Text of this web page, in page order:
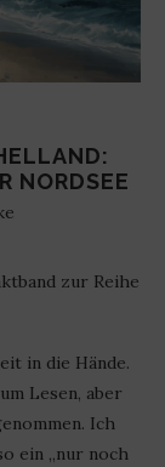
NORDSEE
zur Reihe
in die Hände.
Lesen, aber
Ich
ein „nur noch